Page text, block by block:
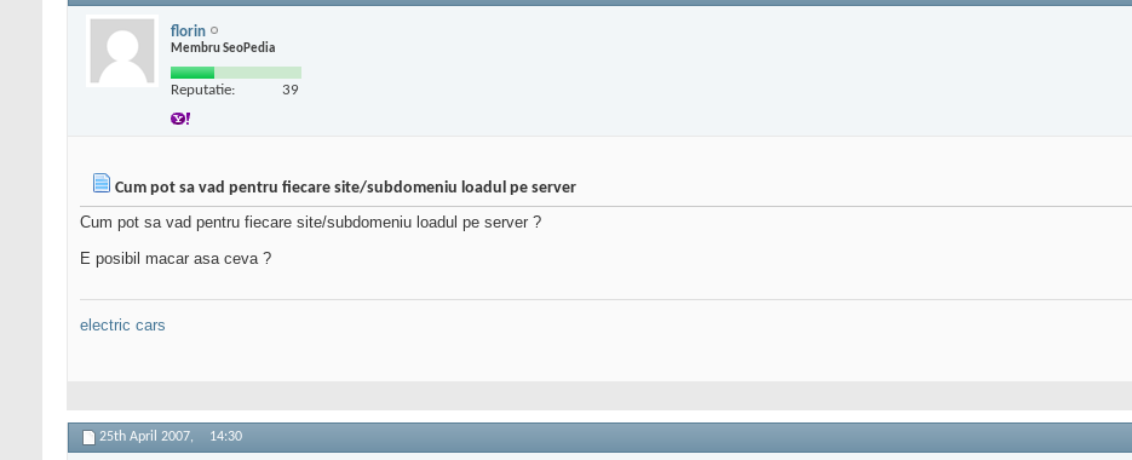
florin
Membru SeoPedia
Reputatie: 39
Cum pot sa vad pentru fiecare site/subdomeniu loadul pe server
Cum pot sa vad pentru fiecare site/subdomeniu loadul pe server ?
E posibil macar asa ceva ?
electric cars
25th April 2007, 14:30